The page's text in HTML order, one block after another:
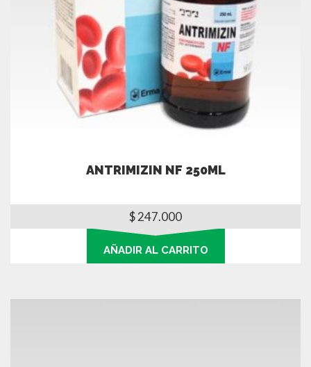
ANTRIMIZIN NF 250ML
$247.000
AÑADIR AL CARRITO